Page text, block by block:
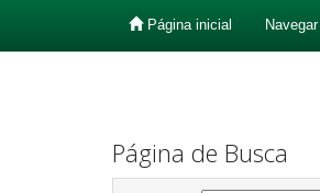
Página inicial Navegar
Página de Busca